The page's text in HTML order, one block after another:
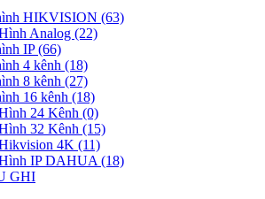
HIKVISION (63)
Analog (22)
IP (66)
4 kênh (18)
8 kênh (27)
16 kênh (18)
24 Kênh (0)
32 Kênh (15)
4K (11)
IP DAHUA (18)
GHI